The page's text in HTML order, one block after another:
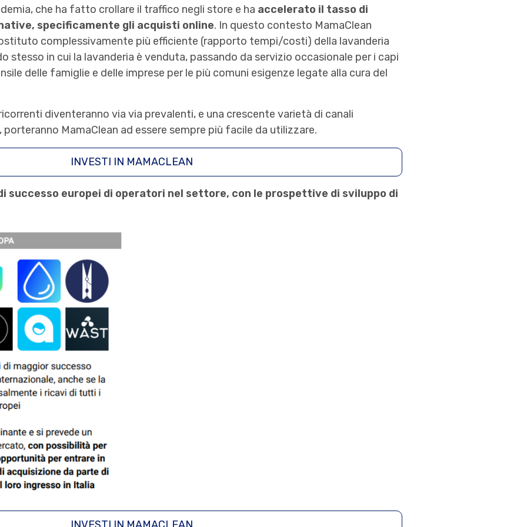
che ha fatto crollare il traffico negli store e ha accelerato il tasso di
specificamente gli acquisti online. In questo contesto MamaClean
complessivamente più efficiente (rapporto tempi/costi) della lavanderia
stesso in cui la lavanderia è venduta, passando da servizio occasionale per i capi
delle famiglie e delle imprese per le più comuni esigenze legate alla cura del
diventeranno via via prevalenti, e una crescente varietà di canali
porteranno MamaClean ad essere sempre più facile da utilizzare.
INVESTI IN MAMACLEAN
successo europei di operatori nel settore, con le prospettive di sviluppo di